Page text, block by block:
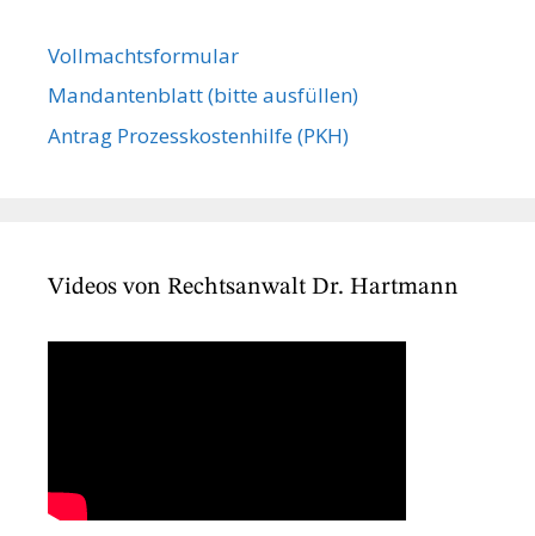
Vollmachts­formular
Mandanten­blatt (bitte ausfüllen)
Antrag Prozesskostenhilfe (PKH)
Videos von Rechtsanwalt Dr. Hartmann